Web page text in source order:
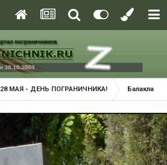
28 МАЯ - ДЕНЬ ПОГРАНИЧНИКА! Балаклава